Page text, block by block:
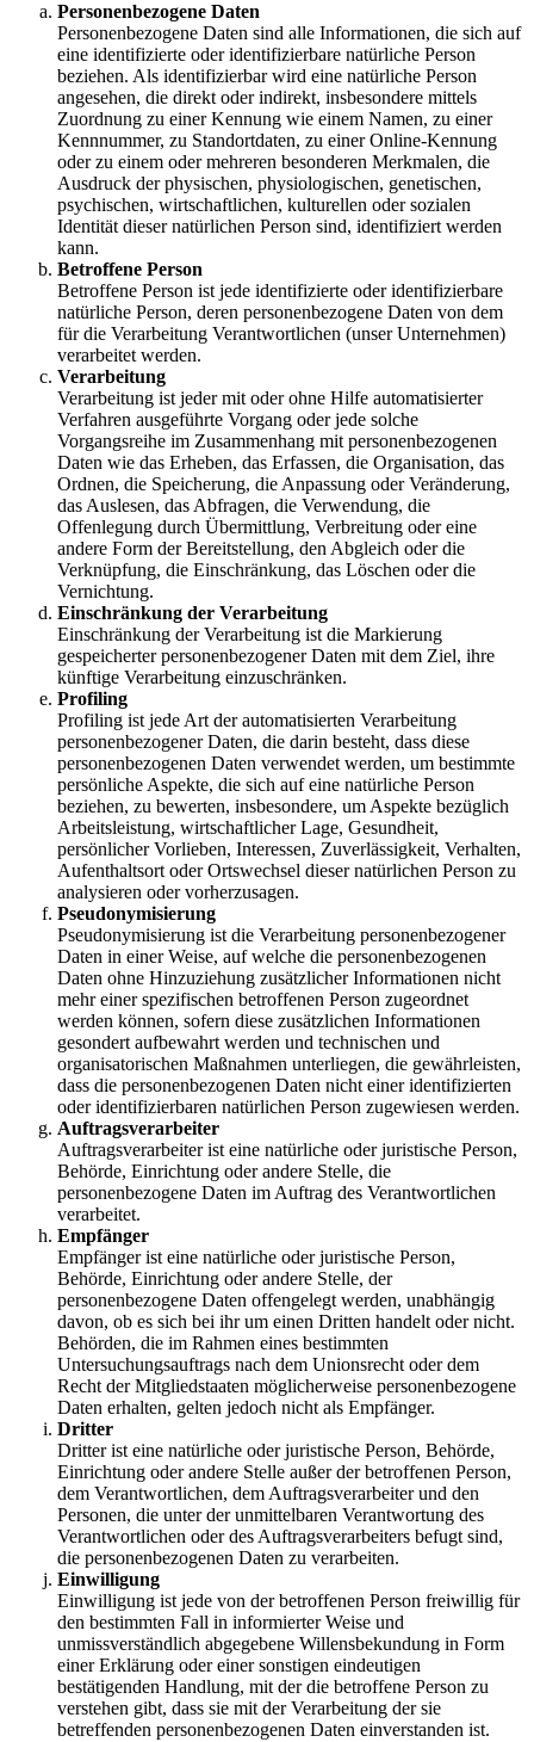
Personenbezogene Daten
Personenbezogene Daten sind alle Informationen, die sich auf
eine identifizierte oder identifizierbare natürliche Person
beziehen. Als identifizierbar wird eine natürliche Person
angesehen, die direkt oder indirekt, insbesondere mittels
Zuordnung zu einer Kennung wie einem Namen, zu einer
Kennnummer, zu Standortdaten, zu einer Online-Kennung
oder zu einem oder mehreren besonderen Merkmalen, die
Ausdruck der physischen, physiologischen, genetischen,
psychischen, wirtschaftlichen, kulturellen oder sozialen
Identität dieser natürlichen Person sind, identifiziert werden
kann.
Betroffene Person
Betroffene Person ist jede identifizierte oder identifizierbare
natürliche Person, deren personenbezogene Daten von dem
für die Verarbeitung Verantwortlichen (unser Unternehmen)
verarbeitet werden.
Verarbeitung
Verarbeitung ist jeder mit oder ohne Hilfe automatisierter
Verfahren ausgeführte Vorgang oder jede solche
Vorgangsreihe im Zusammenhang mit personenbezogenen
Daten wie das Erheben, das Erfassen, die Organisation, das
Ordnen, die Speicherung, die Anpassung oder Veränderung,
das Auslesen, das Abfragen, die Verwendung, die
Offenlegung durch Übermittlung, Verbreitung oder eine
andere Form der Bereitstellung, den Abgleich oder die
Verknüpfung, die Einschränkung, das Löschen oder die
Vernichtung.
Einschränkung der Verarbeitung
Einschränkung der Verarbeitung ist die Markierung
gespeicherter personenbezogener Daten mit dem Ziel, ihre
künftige Verarbeitung einzuschränken.
Profiling
Profiling ist jede Art der automatisierten Verarbeitung
personenbezogener Daten, die darin besteht, dass diese
personenbezogenen Daten verwendet werden, um bestimmte
persönliche Aspekte, die sich auf eine natürliche Person
beziehen, zu bewerten, insbesondere, um Aspekte bezüglich
Arbeitsleistung, wirtschaftlicher Lage, Gesundheit,
persönlicher Vorlieben, Interessen, Zuverlässigkeit, Verhalten,
Aufenthaltsort oder Ortswechsel dieser natürlichen Person zu
analysieren oder vorherzusagen.
Pseudonymisierung
Pseudonymisierung ist die Verarbeitung personenbezogener
Daten in einer Weise, auf welche die personenbezogenen
Daten ohne Hinzuziehung zusätzlicher Informationen nicht
mehr einer spezifischen betroffenen Person zugeordnet
werden können, sofern diese zusätzlichen Informationen
gesondert aufbewahrt werden und technischen und
organisatorischen Maßnahmen unterliegen, die gewährleisten,
dass die personenbezogenen Daten nicht einer identifizierten
oder identifizierbaren natürlichen Person zugewiesen werden.
Auftragsverarbeiter
Auftragsverarbeiter ist eine natürliche oder juristische Person,
Behörde, Einrichtung oder andere Stelle, die
personenbezogene Daten im Auftrag des Verantwortlichen
verarbeitet.
Empfänger
Empfänger ist eine natürliche oder juristische Person,
Behörde, Einrichtung oder andere Stelle, der
personenbezogene Daten offengelegt werden, unabhängig
davon, ob es sich bei ihr um einen Dritten handelt oder nicht.
Behörden, die im Rahmen eines bestimmten
Untersuchungsauftrags nach dem Unionsrecht oder dem
Recht der Mitgliedstaaten möglicherweise personenbezogene
Daten erhalten, gelten jedoch nicht als Empfänger.
Dritter
Dritter ist eine natürliche oder juristische Person, Behörde,
Einrichtung oder andere Stelle außer der betroffenen Person,
dem Verantwortlichen, dem Auftragsverarbeiter und den
Personen, die unter der unmittelbaren Verantwortung des
Verantwortlichen oder des Auftragsverarbeiters befugt sind,
die personenbezogenen Daten zu verarbeiten.
Einwilligung
Einwilligung ist jede von der betroffenen Person freiwillig für
den bestimmten Fall in informierter Weise und
unmissverständlich abgegebene Willensbekundung in Form
einer Erklärung oder einer sonstigen eindeutigen
bestätigenden Handlung, mit der die betroffene Person zu
verstehen gibt, dass sie mit der Verarbeitung der sie
betreffenden personenbezogenen Daten einverstanden ist.